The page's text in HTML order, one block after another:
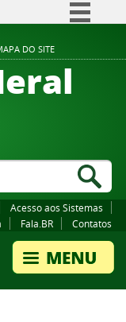
DO SITE
BR
Participe
Canais
Acesso aos Sistemas
Fala.BR Contatos